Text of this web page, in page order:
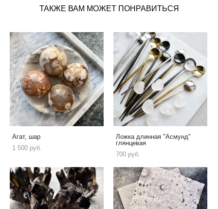
ТАКЖЕ ВАМ МОЖЕТ ПОНРАВИТЬСЯ
Агат, шар
1 500 pуб.
Ложка длинная "Асмунд"
глянцевая
700 pуб.